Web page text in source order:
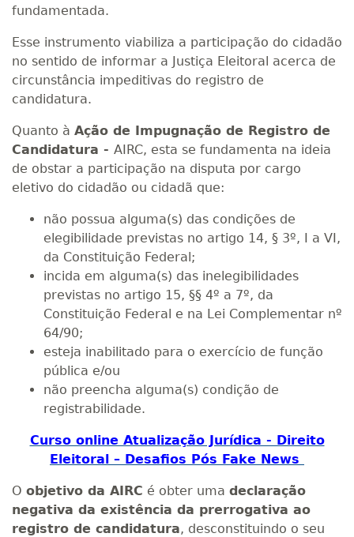
fundamentada.
Esse instrumento viabiliza a participação do cidadão
no sentido de informar a Justiça Eleitoral acerca de
circunstância impeditivas do registro de
candidatura.
Quanto à Ação de Impugnação de Registro de
Candidatura - AIRC, esta se fundamenta na ideia
de obstar a participação na disputa por cargo
eletivo do cidadão ou cidadã que:
não possua alguma(s) das condições de
elegibilidade previstas no artigo 14, § 3º, I a VI,
da Constituição Federal;
incida em alguma(s) das inelegibilidades
previstas no artigo 15, §§ 4º a 7º, da
Constituição Federal e na Lei Complementar nº
64/90;
esteja inabilitado para o exercício de função
pública e/ou
não preencha alguma(s) condição de
registrabilidade.
Curso online Atualização Jurídica - Direito
Eleitoral – Desafios Pós Fake News
O objetivo da AIRC é obter uma declaração
negativa da existência da prerrogativa ao
registro de candidatura, desconstituindo o seu